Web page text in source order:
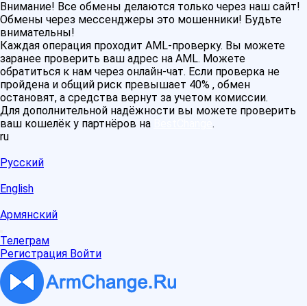
Внимание! Все обмены делаются только через наш сайт!
Обмены через мессенджеры это мошенники! Будьте
внимательны!
Каждая операция проходит AML-проверку. Вы можете
заранее проверить ваш адрес на AML. Можете
обратиться к нам через онлайн-чат. Если проверка не
пройдена и общий риск превышает 40% , обмен
остановят, а средства вернут за учетом комиссии.
Для дополнительной надёжности вы можете проверить
ваш кошелёк у партнёров на
.
ru
Русский
English
Армянский
Телеграм
Регистрация Войти